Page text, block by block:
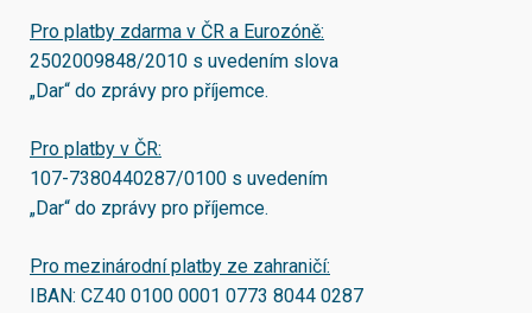
Pro platby zdarma v ČR a Eurozóně:
2502009848/2010 s uvedením slova
„Dar“ do zprávy pro příjemce.
Pro platby v ČR:
107-7380440287/0100 s uvedením
„Dar“ do zprávy pro příjemce.
Pro mezinárodní platby ze zahraničí:
IBAN: CZ40 0100 0001 0773 8044 0287